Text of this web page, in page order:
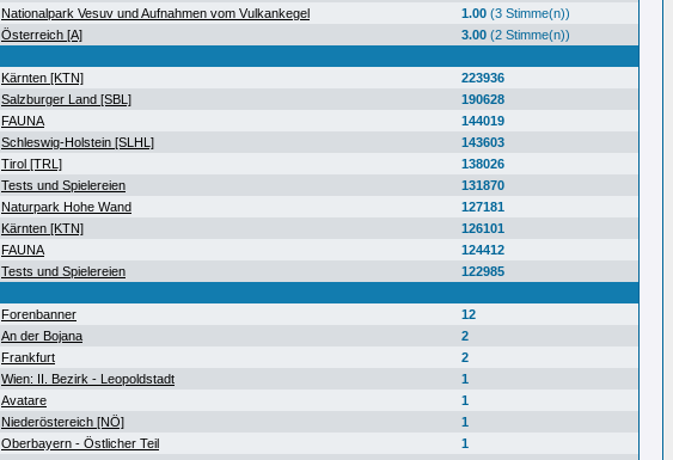
Nationalpark Vesuv und Aufnahmen vom Vulkankegel 1.00 (3 Stimme(n))
Österreich [A] 3.00 (2 Stimme(n))
Kärnten [KTN]
223936
Salzburger Land [SBL]
190628
FAUNA
144019
Schleswig-Holstein [SLHL]
143603
Tirol [TRL]
138026
Tests und Spielereien
131870
Naturpark Hohe Wand
127181
Kärnten [KTN]
126101
FAUNA
124412
Tests und Spielereien
122985
Forenbanner
12
An der Bojana
2
Frankfurt
2
Wien: II. Bezirk - Leopoldstadt
1
Avatare
1
Niederöstereich [NÖ]
1
Oberbayern - Östlicher Teil
1